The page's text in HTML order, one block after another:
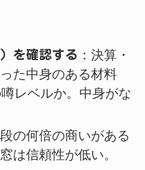
を確認する ：決算・
た中身のある材料
レベルか。中身がな
段の何倍の商いがある
は信頼性が低い。